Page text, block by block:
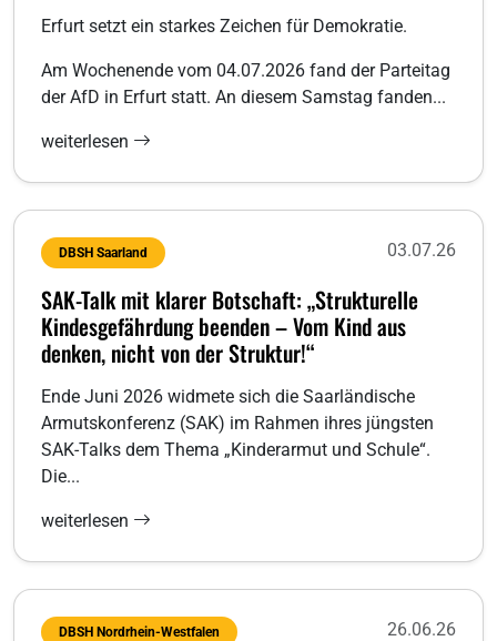
Erfurt setzt ein starkes Zeichen für Demokratie.
Am Wochenende vom 04.07.2026 fand der Parteitag
der AfD in Erfurt statt. An diesem Samstag fanden...
weiterlesen
DBSH Saarland 03.07.26
SAK-Talk mit klarer Botschaft: „Strukturelle
Kindesgefährdung beenden – Vom Kind aus
denken, nicht von der Struktur!“
Ende Juni 2026 widmete sich die Saarländische
Armutskonferenz (SAK) im Rahmen ihres jüngsten
SAK-Talks dem Thema „Kinderarmut und Schule“.
Die...
weiterlesen
DBSH Nordrhein-Westfalen 26.06.26